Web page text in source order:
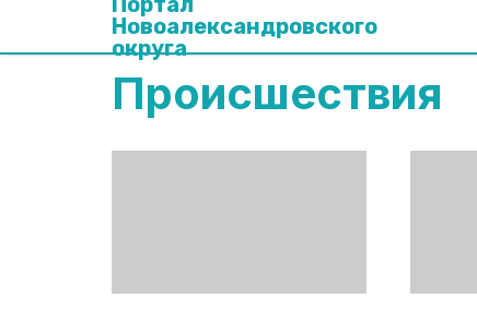
Новоалександровского
округа
Происшествия